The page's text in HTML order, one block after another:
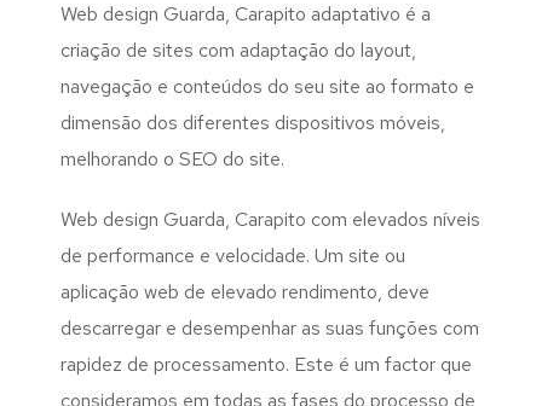
Web design Guarda, Carapito adaptativo é a
criação de sites com adaptação do layout,
navegação e conteúdos do seu site ao formato e
dimensão dos diferentes dispositivos móveis,
melhorando o SEO do site.
Web design Guarda, Carapito com elevados níveis
de performance e velocidade. Um site ou
aplicação web de elevado rendimento, deve
descarregar e desempenhar as suas funções com
rapidez de processamento. Este é um factor que
consideramos em todas as fases do processo de